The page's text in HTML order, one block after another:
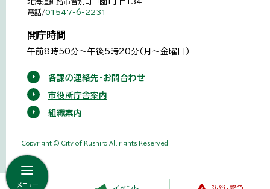
メニュー
電話/01547-6-2231
開庁時間
午前8時50分～午後5時20分（月～金曜日）
各課の連絡先・お問合わせ
市役所庁舎案内
組織案内
Copyright © City of Kushiro,All rights Reserved.